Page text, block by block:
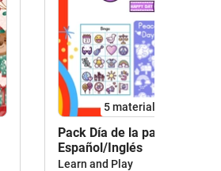
5 materiales
Pack Día de la paz
Español/Inglés
Learn and Play